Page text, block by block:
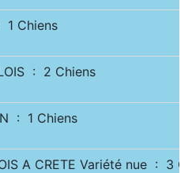
1 Chiens
: 2 Chiens
: 1 Chiens
A CRETE Variété nue : 3